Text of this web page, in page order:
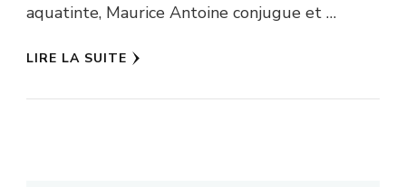
aquatinte, Maurice Antoine conjugue et …
LIRE LA SUITE